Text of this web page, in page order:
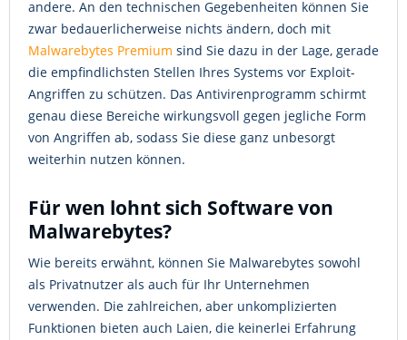
andere. An den technischen Gegebenheiten können Sie
zwar bedauerlicherweise nichts ändern, doch mit
Malwarebytes Premium sind Sie dazu in der Lage, gerade
die empfindlichsten Stellen Ihres Systems vor Exploit-
Angriffen zu schützen. Das Antivirenprogramm schirmt
genau diese Bereiche wirkungsvoll gegen jegliche Form
von Angriffen ab, sodass Sie diese ganz unbesorgt
weiterhin nutzen können.
Für wen lohnt sich Software von
Malwarebytes?
Wie bereits erwähnt, können Sie Malwarebytes sowohl
als Privatnutzer als auch für Ihr Unternehmen
verwenden. Die zahlreichen, aber unkomplizierten
Funktionen bieten auch Laien, die keinerlei Erfahrung